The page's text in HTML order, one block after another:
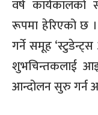
वर्षे
रूपमा हेरिएको छ ।
गर्ने समूह
शुभचिन्तकलाई
आन्दोलन सुरु गर्न